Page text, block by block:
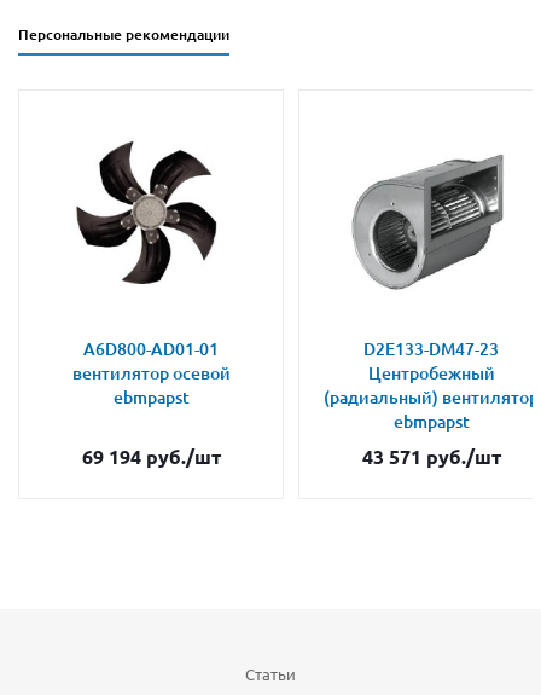
Персональные рекомендации
A6D800-AD01-01
вентилятор осевой
ebmpapst
69 194руб./шт
D2E133-DM47-23
Центробежный
(радиальный) вентилятор
ebmpapst
43 571 руб./шт
Статьи